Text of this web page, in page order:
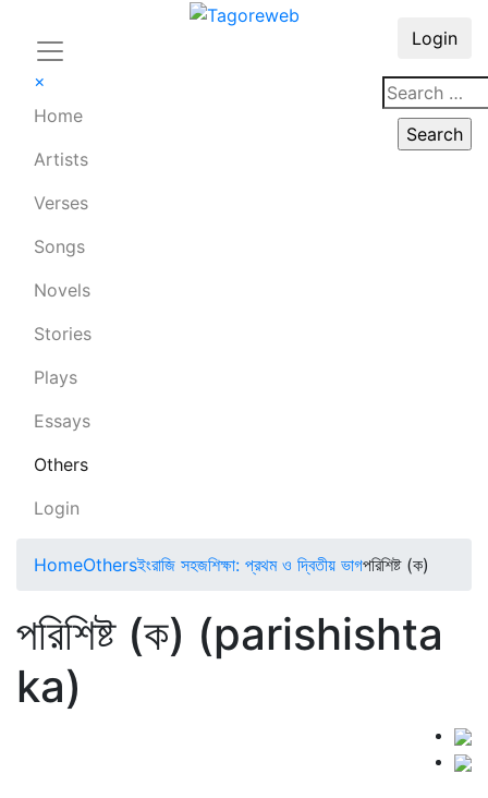
×
Home
Artists
Verses
Songs
Novels
Stories
Plays
Essays
Others
Login
Login
HomeOthersইংরাজি সহজশিক্ষা: প্রথম ও দ্বিতীয় ভাগপরিশিষ্ট (ক)
পরিশিষ্ট (ক) (parishishta
ka)